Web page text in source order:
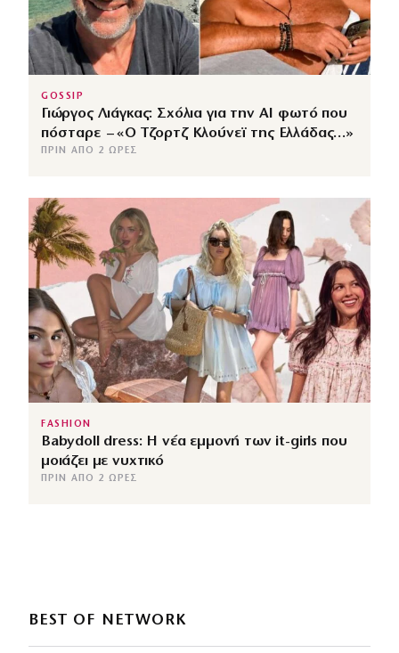
GOSSIP
Γιώργος Λιάγκας: Σχόλια για την ΑΙ φωτό που
πόσταρε – «Ο Τζορτζ Κλούνεϊ της Ελλάδας…»
ΠΡΙΝ ΑΠΌ 2 ΏΡΕΣ
FASHION
Babydoll dress: Η νέα εμμονή των it-girls που
μοιάζει με νυχτικό
ΠΡΙΝ ΑΠΌ 2 ΏΡΕΣ
BEST OF NETWORK